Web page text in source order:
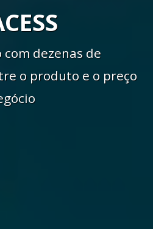
dezenas de
o produto e o preço